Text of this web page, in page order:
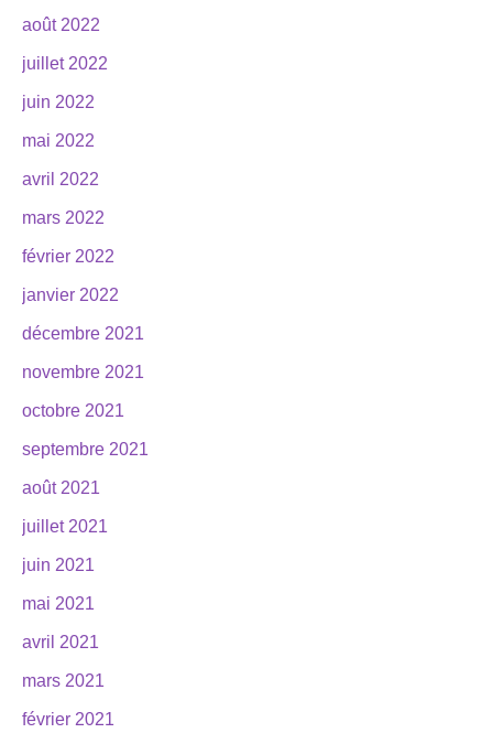
août 2022
juillet 2022
juin 2022
mai 2022
avril 2022
mars 2022
février 2022
janvier 2022
décembre 2021
novembre 2021
octobre 2021
septembre 2021
août 2021
juillet 2021
juin 2021
mai 2021
avril 2021
mars 2021
février 2021